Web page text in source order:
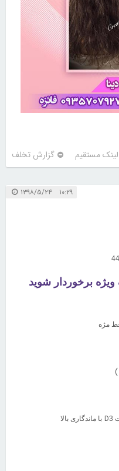
لینک مستقیم گزارش تخلف
۱۰:۲۹ ۱۳۹۸/۵/۲۴
برخوردار شوید
مژه
)
D با ماندگاری بالا